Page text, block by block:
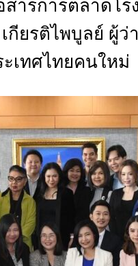
ACTIVITIES
&
EVENT
รการตลาดโร
ยรติไพบูลย์ ผู้ว่
เทศไทยคนใหม่